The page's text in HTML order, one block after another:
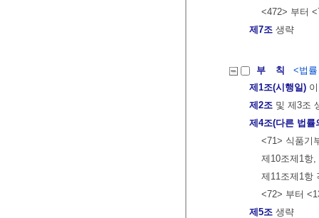
<472> 부터
제7조 생략
부 칙
<법
제1조(시행일)
제2조 및 제3조
제4조(다른 법률
<71> 식품기
제10조제1항,
제11조제1항
<72> 부터
제5조 생략